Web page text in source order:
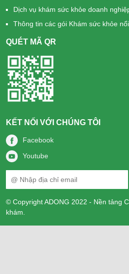
Dịch vụ khám sức khỏe doanh
Thông tin các gói Khám sức khỏe
QUÉT MÃ QR
KẾT NỐI VỚI CHÚNG TÔI
Facebook
Youtube
© Copyright ADONG 2022 - Nền tảng
khám.